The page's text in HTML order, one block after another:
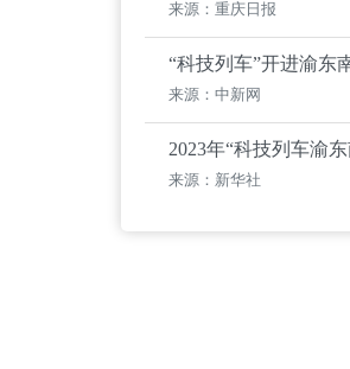
来源：重庆日报
“科技列车”开进渝东
来源：中新网
2023年“科技列车渝
来源：新华社